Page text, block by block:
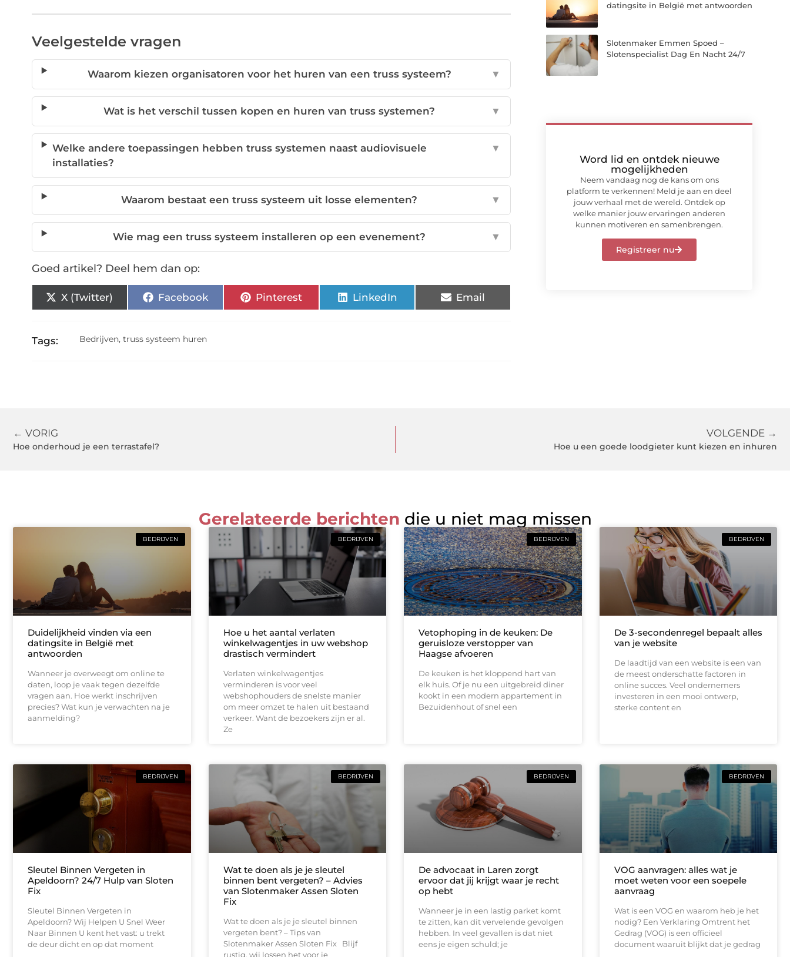
Veelgestelde vragen
Waarom kiezen organisatoren voor het huren van een truss systeem? ▼
Wat is het verschil tussen kopen en huren van truss systemen? ▼
Welke andere toepassingen hebben truss systemen naast audiovisuele
installaties?
▼
Waarom bestaat een truss systeem uit losse elementen? ▼
Wie mag een truss systeem installeren op een evenement? ▼
Goed artikel? Deel hem dan op:
X (Twitter) Facebook Pinterest LinkedIn Email
Tags: Bedrijven,truss systeem huren
datingsite in België met antwoorden
Slotenmaker Emmen Spoed –
Slotenspecialist Dag En Nacht 24/7
Word lid en ontdek nieuwe
mogelijkheden
Neem vandaag nog de kans om ons
platform te verkennen! Meld je aan en deel
jouw verhaal met de wereld. Ontdek op
welke manier jouw ervaringen anderen
kunnen motiveren en samenbrengen.
Registreer nu
← VORIG
Hoe onderhoud je een terrastafel?
VOLGENDE →
Hoe u een goede loodgieter kunt kiezen en inhuren
Gerelateerde berichten die u niet mag missen
BEDRIJVEN
Duidelijkheid vinden via een
datingsite in België met
antwoorden
Wanneer je overweegt om online te
daten, loop je vaak tegen dezelfde
vragen aan. Hoe werkt inschrijven
precies? Wat kun je verwachten na je
aanmelding?
BEDRIJVEN
Hoe u het aantal verlaten
winkelwagentjes in uw webshop
drastisch vermindert
Verlaten winkelwagentjes
verminderen is voor veel
webshophouders de snelste manier
om meer omzet te halen uit bestaand
verkeer. Want de bezoekers zijn er al.
Ze
BEDRIJVEN
Vetophoping in de keuken: De
geruisloze verstopper van
Haagse afvoeren
De keuken is het kloppend hart van
elk huis. Of je nu een uitgebreid diner
kookt in een modern appartement in
Bezuidenhout of snel een
BEDRIJVEN
De 3-secondenregel bepaalt alles
van je website
De laadtijd van een website is een van
de meest onderschatte factoren in
online succes. Veel ondernemers
investeren in een mooi ontwerp,
sterke content en
BEDRIJVEN
Sleutel Binnen Vergeten in
Apeldoorn? 24/7 Hulp van Sloten
Fix
Sleutel Binnen Vergeten in
Apeldoorn? Wij Helpen U Snel Weer
Naar Binnen U kent het vast: u trekt
de deur dicht en op dat moment
BEDRIJVEN
Wat te doen als je je sleutel
binnen bent vergeten? – Advies
van Slotenmaker Assen Sloten
Fix
Wat te doen als je je sleutel binnen
vergeten bent? – Tips van
Slotenmaker Assen Sloten Fix Blijf
rustig, wij lossen het voor je
BEDRIJVEN
De advocaat in Laren zorgt
ervoor dat jij krijgt waar je recht
op hebt
Wanneer je in een lastig parket komt
te zitten, kan dit vervelende gevolgen
hebben. In veel gevallen is dat niet
eens je eigen schuld; je
BEDRIJVEN
VOG aanvragen: alles wat je
moet weten voor een soepele
aanvraag
Wat is een VOG en waarom heb je het
nodig? Een Verklaring Omtrent het
Gedrag (VOG) is een officieel
document waaruit blijkt dat je gedrag